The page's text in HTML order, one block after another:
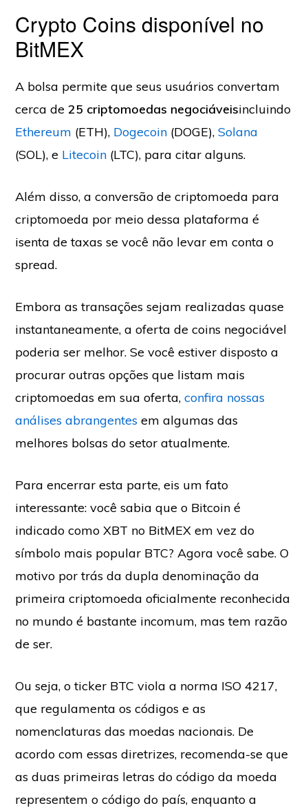
Crypto Coins disponível no
BitMEX
A bolsa permite que seus usuários convertam
cerca de25 criptomoedas negociáveisincluindo
Ethereum (ETH), Dogecoin (DOGE),Solana
(SOL), e Litecoin (LTC), para citar alguns.
Além disso, a conversão de criptomoeda para
criptomoeda por meio dessa plataforma é
isenta de taxas se você não levar em conta o
spread.
Embora as transações sejam realizadas quase
instantaneamente, a oferta de coins negociável
poderia ser melhor. Se você estiver disposto a
procurar outras opções que listam mais
criptomoedas em sua oferta,confira nossas
análises abrangentes em algumas das
melhores bolsas do setor atualmente.
Para encerrar esta parte, eis um fato
interessante: você sabia que o Bitcoin é
indicado como XBT no BitMEX em vez do
símbolo mais popular BTC? Agora você sabe. O
motivo por trás da dupla denominação da
primeira criptomoeda oficialmente reconhecida
no mundo é bastante incomum, mas tem razão
de ser.
Ou seja, o ticker BTC viola a norma ISO 4217,
que regulamenta os códigos e as
nomenclaturas das moedas nacionais. De
acordo com essas diretrizes, recomenda-se que
as duas primeiras letras do código da moeda
representem o código do país, enquanto a